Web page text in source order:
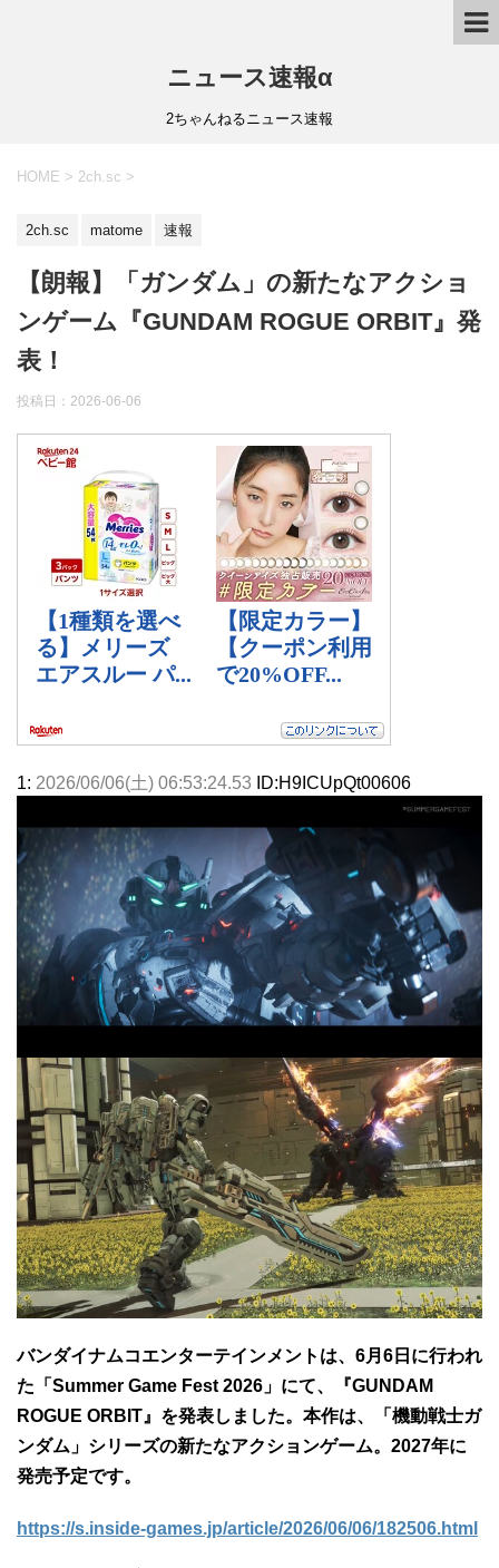
ニュース速報α
2ちゃんねるニュース速報
HOME > 2ch.sc >
2ch.sc matome 速報
【朗報】「ガンダム」の新たなアクショ
ンゲーム『GUNDAM ROGUE ORBIT』発
表！
投稿日： 2026-06-06
1: 2026/06/06(土) 06:53:24.53 ID:H9ICUpQt00606
バンダイナムコエンターテインメントは、6月6日に行われ
た「Summer Game Fest 2026」にて、『GUNDAM
ROGUE ORBIT』を発表しました。本作は、「機動戦士ガ
ンダム」シリーズの新たなアクションゲーム。2027年に
発売予定です。
https://s.inside-games.jp/article/2026/06/06/182506.html